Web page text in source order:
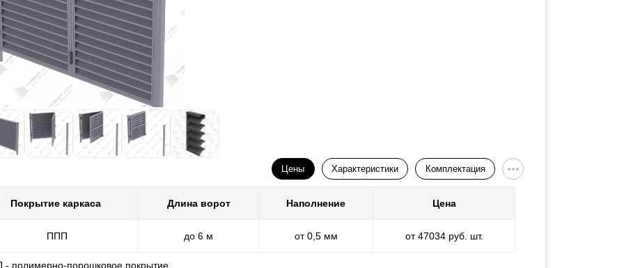
Цены Характеристики Комплектация
Покрытие каркаса Длина ворот Наполнение Цена
ППП до 6 м от 0,5 мм от 47034 руб. шт.
- полимерно-порошковое покрытие